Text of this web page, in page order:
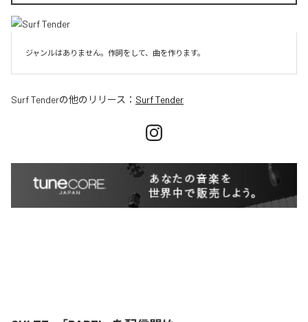
ジャンルはありません。作詞をして、曲を作ります。
Surf Tenderの他のリリース： Surf Tender